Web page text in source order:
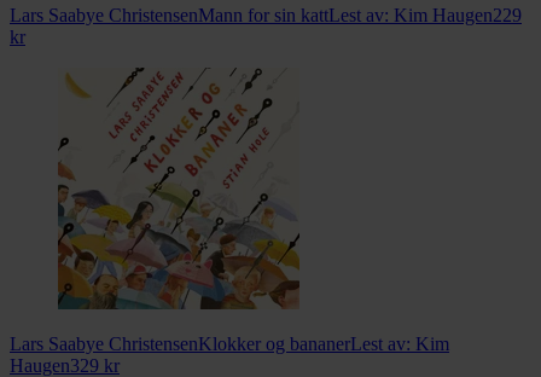
Lars Saabye ChristensenMann for sin kattLest av: Kim Haugen229
kr
Lars Saabye ChristensenKlokker og bananerLest av: Kim
Haugen329 kr